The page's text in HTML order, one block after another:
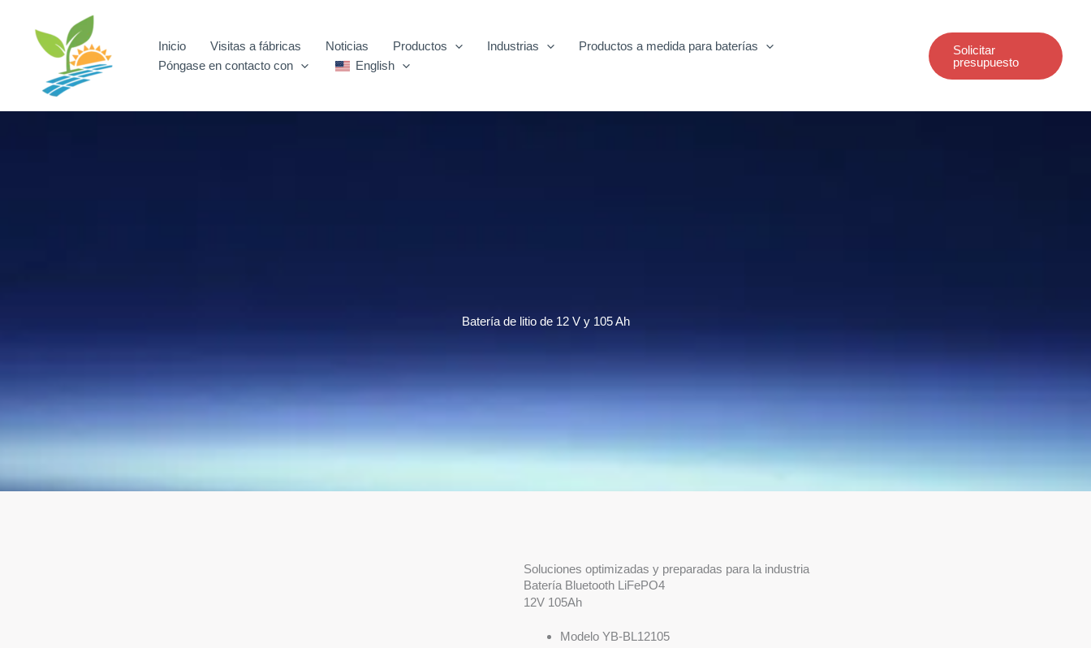
contenido
Inicio Visitas a fábricas Noticias Productos Industrias
Productos a medida para baterías
Póngase en contacto con
English
Solicitar
presupuesto
Batería de litio de 12 V y 105 Ah
Soluciones optimizadas y preparadas para la industria
Batería Bluetooth LiFePO4
12V 105Ah
Modelo YB-BL12105